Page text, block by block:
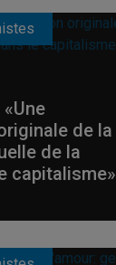
de la
de la
capitalisme»